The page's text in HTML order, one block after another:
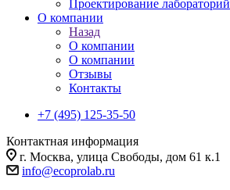
Проектирование лабораторий
О компании
Назад
О компании
О компании
Отзывы
Контакты
+7 (495) 125-35-50
Контактная информация
г. Москва, улица Свободы, дом 61 к.1
info@ecoprolab.ru